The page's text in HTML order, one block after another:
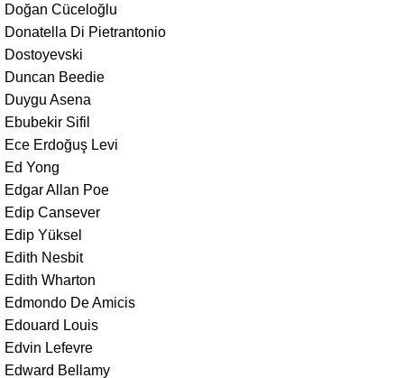
Doğan Cüceloğlu
Donatella Di Pietrantonio
Dostoyevski
Duncan Beedie
Duygu Asena
Ebubekir Sifil
Ece Erdoğuş Levi
Ed Yong
Edgar Allan Poe
Edip Cansever
Edip Yüksel
Edith Nesbit
Edith Wharton
Edmondo De Amicis
Edouard Louis
Edvin Lefevre
Edward Bellamy